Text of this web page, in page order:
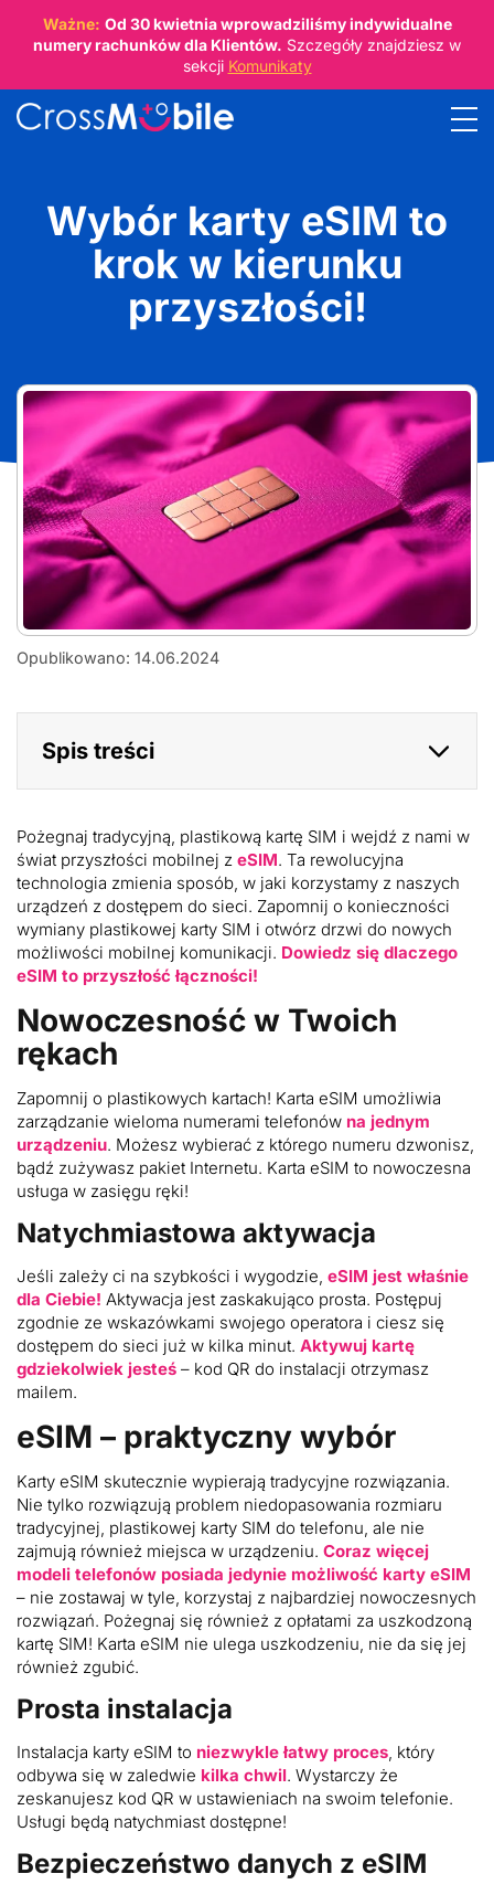
Ważne: Od 30 kwietniawprowadziliśmy indywidualne
numery rachunków dla Klientów. Szczegóły znajdziesz w
sekcji Komunikaty
Wybór karty eSIM to
krok w kierunku
przyszłości!
karta
-
Opublikowano: 14.06.2024
Spis treści
Pożegnaj tradycyjną, plastikową kartę SIM i wejdź z nami w
świat przyszłości mobilnej z eSIM. Ta rewolucyjna
technologia zmienia sposób, w jaki korzystamy z naszych
urządzeń z dostępem do sieci. Zapomnij o konieczności
wymiany plastikowej karty SIM i otwórz drzwi do nowych
możliwości mobilnej komunikacji. Dowiedz się dlaczego
eSIM to przyszłość łączności!
Nowoczesność w Twoich
rękach
Zapomnij o plastikowych kartach! Karta eSIM umożliwia
zarządzanie wieloma numerami telefonów na jednym
urządzeniu. Możesz wybierać z którego numeru dzwonisz,
bądź zużywasz pakiet Internetu. Karta eSIM to nowoczesna
usługa w zasięgu ręki!
Natychmiastowa aktywacja
Jeśli zależy ci na szybkości i wygodzie, eSIM jest właśnie
dla Ciebie! Aktywacja jest zaskakująco prosta. Postępuj
zgodnie ze wskazówkami swojego operatora i ciesz się
dostępem do sieci już w kilka minut. Aktywuj kartę
gdziekolwiek jesteś – kod QR do instalacji otrzymasz
mailem.
eSIM – praktyczny wybór
Karty eSIM skutecznie wypierają tradycyjne rozwiązania.
Nie tylko rozwiązują problem niedopasowania rozmiaru
tradycyjnej, plastikowej karty SIM do telefonu, ale nie
zajmują również miejsca w urządzeniu. Coraz więcej
modeli telefonów posiada jedynie możliwość karty eSIM
– nie zostawaj w tyle, korzystaj z najbardziej nowoczesnych
rozwiązań. Pożegnaj się również z opłatami za uszkodzoną
kartę SIM! Karta eSIM nie ulega uszkodzeniu, nie da się jej
również zgubić.
Prosta instalacja
Instalacja karty eSIM to niezwykle łatwy proces, który
odbywa się w zaledwie kilka chwil. Wystarczy że
zeskanujesz kod QR w ustawieniach na swoim telefonie.
Usługi będą natychmiast dostępne!
Bezpieczeństwo danych z eSIM